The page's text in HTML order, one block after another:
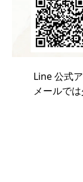
Line 公式
メールで